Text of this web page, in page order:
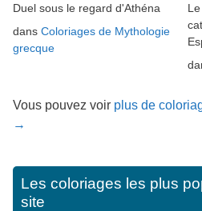
Duel sous le regard d'Athéna
dans Coloriages de Mythologie
grecque
Vous pouvez voir plus de
→
Les coloriages les plus
site